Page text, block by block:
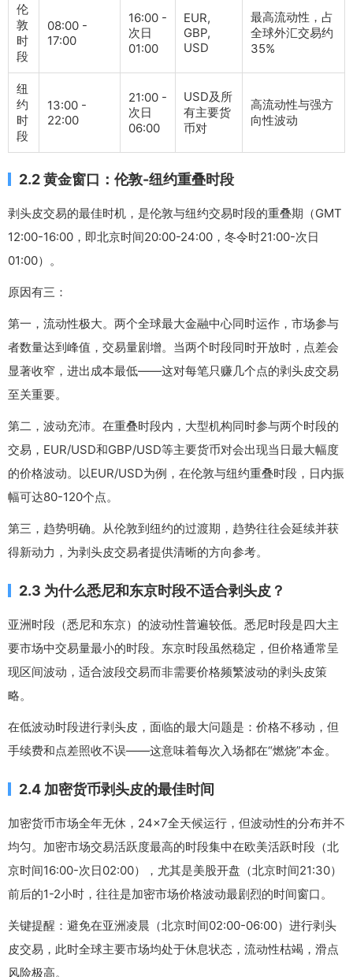
伦
敦
时
段
08:00 -
17:00
16:00 -
次日
01:00
EUR,
GBP,
USD
最高流动性，占
全球外汇交易约
35%
纽
约
时
段
13:00 -
22:00
21:00 -
次日
06:00
USD及所
有主要货
币对
高流动性与强方
向性波动
2.2 黄金窗口：伦敦-纽约重叠时段
剥头皮交易的最佳时机，是伦敦与纽约交易时段的重叠期（GMT
12:00-16:00，即北京时间20:00-24:00，冬令时21:00-次日
01:00）。
原因有三：
第一，流动性极大。两个全球最大金融中心同时运作，市场参与
者数量达到峰值，交易量剧增。当两个时段同时开放时，点差会
显著收窄，进出成本最低——这对每笔只赚几个点的剥头皮交易
至关重要。
第二，波动充沛。在重叠时段内，大型机构同时参与两个时段的
交易，EUR/USD和GBP/USD等主要货币对会出现当日最大幅度
的价格波动。以EUR/USD为例，在伦敦与纽约重叠时段，日内振
幅可达80-120个点。
第三，趋势明确。从伦敦到纽约的过渡期，趋势往往会延续并获
得新动力，为剥头皮交易者提供清晰的方向参考。
2.3 为什么悉尼和东京时段不适合剥头皮？
亚洲时段（悉尼和东京）的波动性普遍较低。悉尼时段是四大主
要市场中交易量最小的时段。东京时段虽然稳定，但价格通常呈
现区间波动，适合波段交易而非需要价格频繁波动的剥头皮策
略。
在低波动时段进行剥头皮，面临的最大问题是：价格不移动，但
手续费和点差照收不误——这意味着每次入场都在“燃烧”本金。
2.4 加密货币剥头皮的最佳时间
加密货币市场全年无休，24×7全天候运行，但波动性的分布并不
均匀。加密市场交易活跃度最高的时段集中在欧美活跃时段（北
京时间16:00-次日02:00），尤其是美股开盘（北京时间21:30）
前后的1-2小时，往往是加密市场价格波动最剧烈的时间窗口。
关键提醒：避免在亚洲凌晨（北京时间02:00-06:00）进行剥头
皮交易，此时全球主要市场均处于休息状态，流动性枯竭，滑点
风险极高。